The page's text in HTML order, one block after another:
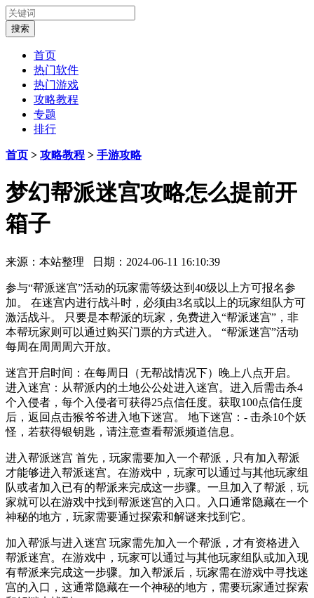
首页
热门软件
热门游戏
攻略教程
专题
排行
首页 > 攻略教程 > 手游攻略
梦幻帮派迷宫攻略怎么提前开
箱子
来源：本站整理 日期：2024-06-11 16:10:39
参与“帮派迷宫”活动的玩家需等级达到40级以上方可报名参
加。 在迷宫内进行战斗时，必须由3名或以上的玩家组队方可
激活战斗。 只要是本帮派的玩家，免费进入“帮派迷宫”，非
本帮玩家则可以通过购买门票的方式进入。 “帮派迷宫”活动
每周在周周周六开放。
迷宫开启时间：在每周日（无帮战情况下）晚上八点开启。
进入迷宫：从帮派内的土地公公处进入迷宫。进入后需击杀4
个入侵者，每个入侵者可获得25点信任度。获取100点信任度
后，返回点击猴爷爷进入地下迷宫。 地下迷宫：- 击杀10个妖
怪，若获得银钥匙，请注意查看帮派频道信息。
进入帮派迷宫 首先，玩家需要加入一个帮派，只有加入帮派
才能够进入帮派迷宫。在游戏中，玩家可以通过与其他玩家组
队或者加入已有的帮派来完成这一步骤。一旦加入了帮派，玩
家就可以在游戏中找到帮派迷宫的入口。入口通常隐藏在一个
神秘的地方，玩家需要通过探索和解谜来找到它。
加入帮派与进入迷宫 玩家需先加入一个帮派，才有资格进入
帮派迷宫。在游戏中，玩家可以通过与其他玩家组队或加入现
有帮派来完成这一步骤。加入帮派后，玩家需在游戏中寻找迷
宫的入口，这通常隐藏在一个神秘的地方，需要玩家通过探索